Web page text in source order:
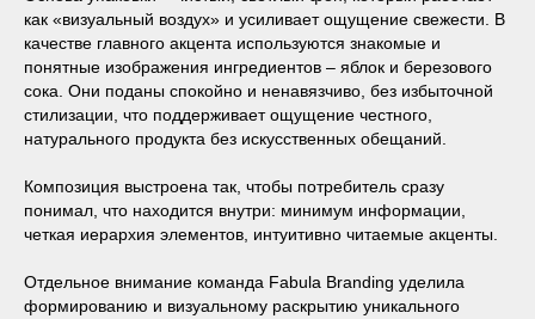
как «визуальный воздух» и усиливает ощущение свежести. В
качестве главного акцента используются знакомые и
понятные изображения ингредиентов – яблок и березового
сока. Они поданы спокойно и ненавязчиво, без избыточной
стилизации, что поддерживает ощущение честного,
натурального продукта без искусственных обещаний.
Композиция выстроена так, чтобы потребитель сразу
понимал, что находится внутри: минимум информации,
четкая иерархия элементов, интуитивно читаемые акценты.
Отдельное внимание команда Fabula Branding уделила
формированию и визуальному раскрытию уникального